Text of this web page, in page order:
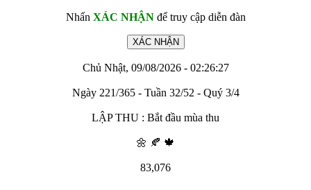
Nhấn XÁC NHẬNđể truy cập diễn đàn
Chủ Nhật, 09/08/2026 - 02:26:27
Ngày 221/365 - Tuần 32/52 - Quý 3/4
LẬP THU : Bắt đầu mùa thu
🌼 🍂 🍁
83,076